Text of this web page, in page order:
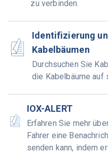
zu verbinden.
Identifizierung
Kabelbäumen
Durchsuchen Sie
die Kabelbäume
IOX-ALERT
Erfahren Sie mehr
Fahrer eine
senden kann, indem